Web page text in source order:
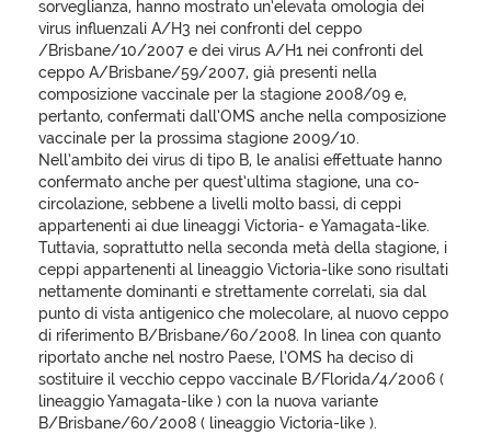
sorveglianza, hanno mostrato un’elevata omologia dei
virus influenzali A/H3 nei confronti del ceppo
/Brisbane/10/2007 e dei virus A/H1 nei confronti del
ceppo A/Brisbane/59/2007, già presenti nella
composizione vaccinale per la stagione 2008/09 e,
pertanto, confermati dall’OMS anche nella composizione
vaccinale per la prossima stagione 2009/10.
Nell’ambito dei virus di tipo B, le analisi effettuate hanno
confermato anche per quest’ultima stagione, una co-
circolazione, sebbene a livelli molto bassi, di ceppi
appartenenti ai due lineaggi Victoria- e Yamagata-like.
Tuttavia, soprattutto nella seconda metà della stagione, i
ceppi appartenenti al lineaggio Victoria-like sono risultati
nettamente dominanti e strettamente correlati, sia dal
punto di vista antigenico che molecolare, al nuovo ceppo
di riferimento B/Brisbane/60/2008. In linea con quanto
riportato anche nel nostro Paese, l’OMS ha deciso di
sostituire il vecchio ceppo vaccinale B/Florida/4/2006 (
lineaggio Yamagata-like ) con la nuova variante
B/Brisbane/60/2008 ( lineaggio Victoria-like ).